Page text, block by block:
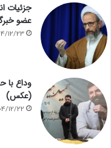
جزئیات
عضو
12/23
وداع با
(عکس)
12/22